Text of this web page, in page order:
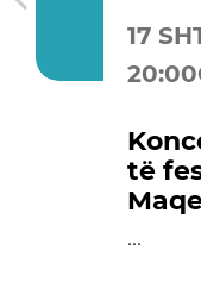
17
të
...